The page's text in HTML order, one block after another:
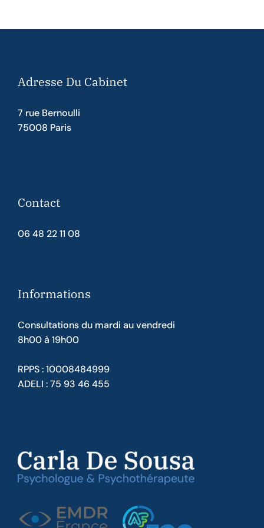
Adresse Du Cabinet
7 rue Bernoulli
75008 Paris
Contact
06 48 22 11 08
Informations
Consultations du mardi au vendredi
8h00 à 19h00
RPPS : 10008484999
ADELI : 75 93 46 455